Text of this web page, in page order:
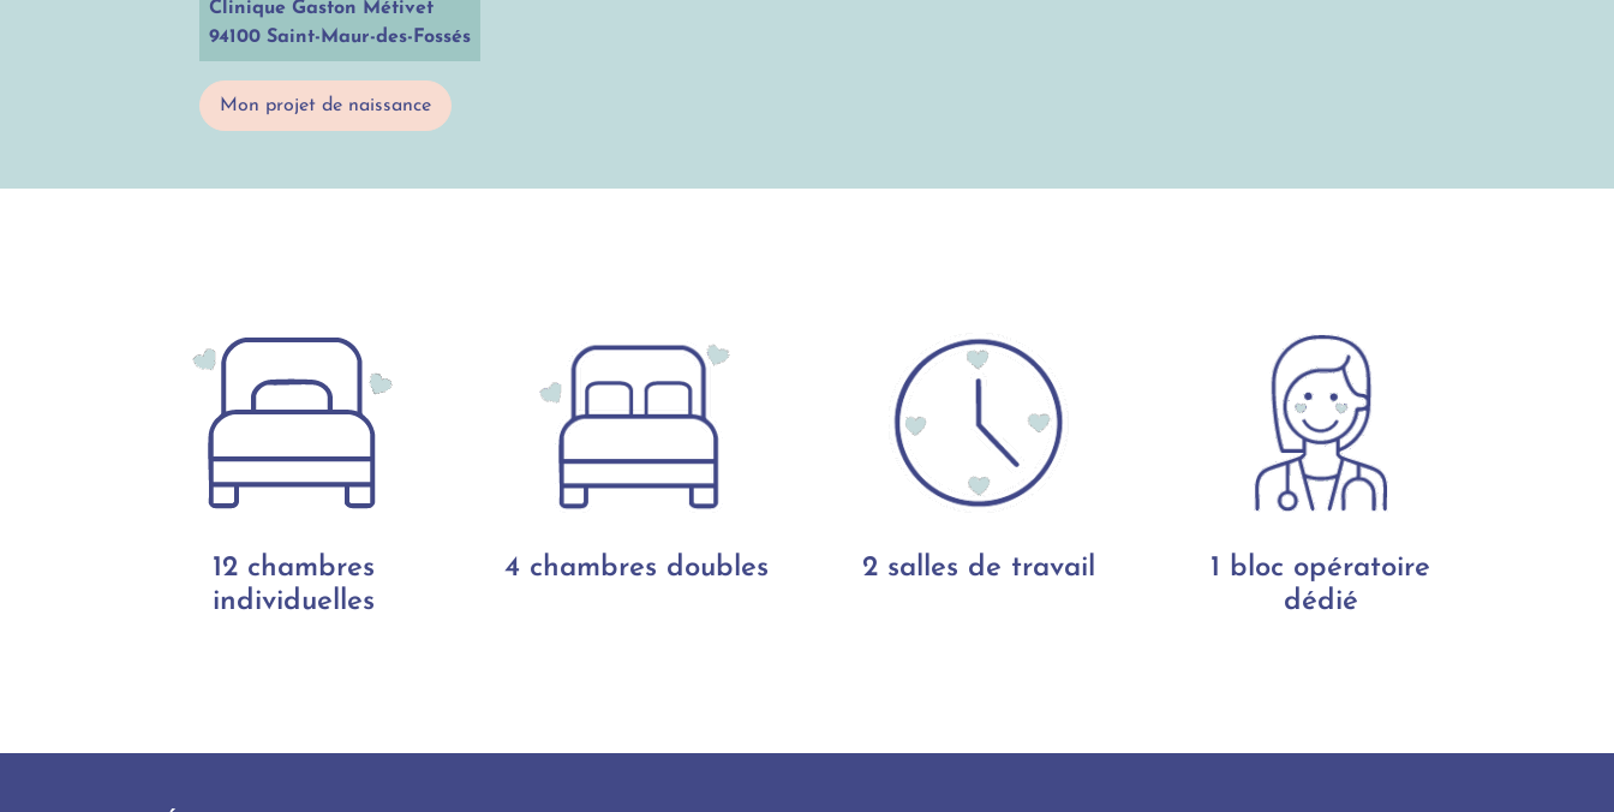
Clinique Gaston Métivet
94100 Saint-Maur-des-Fossés
Mon projet de naissance
12 chambres
individuelles
4 chambres doubles 2 salles de travail
1 bloc opératoire
dédié